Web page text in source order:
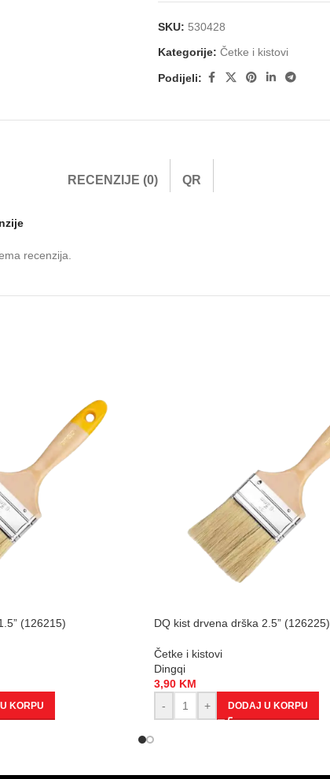
SKU: 530428
Kategorije: Četke i kistovi
Podijeli:
RECENZIJE (0) QR
recenzija.
(126215)
KORPU
DQ kist drvena drška 2.5” (126225)
Četke i kistovi
Dingqi
3,90 KM
-
+ DODAJ U KORPU